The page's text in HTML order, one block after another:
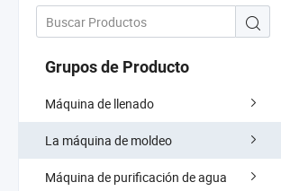
Grupos de Producto
Máquina de llenado
La máquina de moldeo
Máquina de purificación de agua